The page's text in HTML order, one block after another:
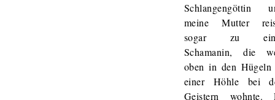
Schlangengöttin
meine Mutter
sogar zu
Schamanin, die
oben in den
einer Höhle bei
Geistern wohnte.